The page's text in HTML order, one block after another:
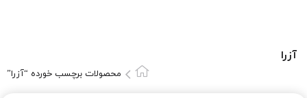
آزرا
محصولات برچسب خورده “آزرا”